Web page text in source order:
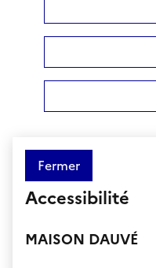
Fermer
Accessibilité
MAISON DAUVÉ